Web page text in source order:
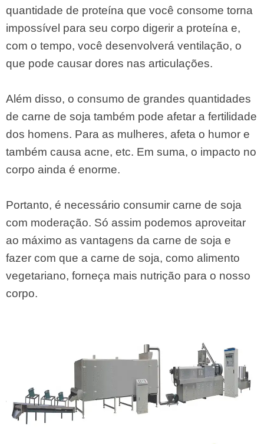
quantidade de proteína que você consome torna
impossível para seu corpo digerir a proteína e,
com o tempo, você desenvolverá ventilação, o
que pode causar dores nas articulações.
Além disso, o consumo de grandes quantidades
de carne de soja também pode afetar a fertilidade
dos homens. Para as mulheres, afeta o humor e
também causa acne, etc. Em suma, o impacto no
corpo ainda é enorme.
Portanto, é necessário consumir carne de soja
com moderação. Só assim podemos aproveitar
ao máximo as vantagens da carne de soja e
fazer com que a carne de soja, como alimento
vegetariano, forneça mais nutrição para o nosso
corpo.